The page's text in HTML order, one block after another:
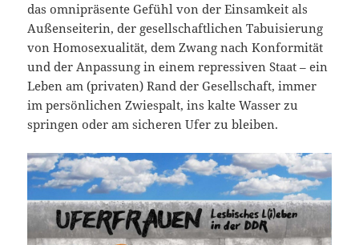
das omnipräsente Gefühl von der Einsamkeit als
Außenseiterin, der gesellschaftlichen Tabuisierung
von Homosexualität, dem Zwang nach Konformität
und der Anpassung in einem repressiven Staat – ein
Leben am (privaten) Rand der Gesellschaft, immer
im persönlichen Zwiespalt, ins kalte Wasser zu
springen oder am sicheren Ufer zu bleiben.